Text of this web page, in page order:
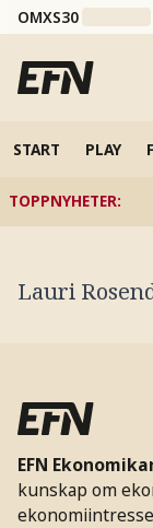
OMXS30
START PLAY
TOPPNYHETER:
Lauri
EFN
kunskap om